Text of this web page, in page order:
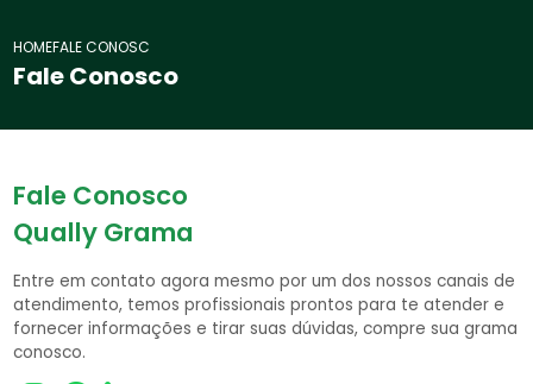
HOMEFALE CONOSCO
Fale Conosco
Fale Conosco
Qually Grama
Entre em contato agora mesmo por um dos nossos canais de
atendimento, temos profissionais prontos para te atender e
fornecer informações e tirar suas dúvidas, compre sua grama
conosco.